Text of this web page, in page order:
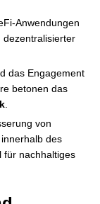
Anwendungen
dezentralisierter
das Engagement
betonen das
von
des
für nachhaltiges